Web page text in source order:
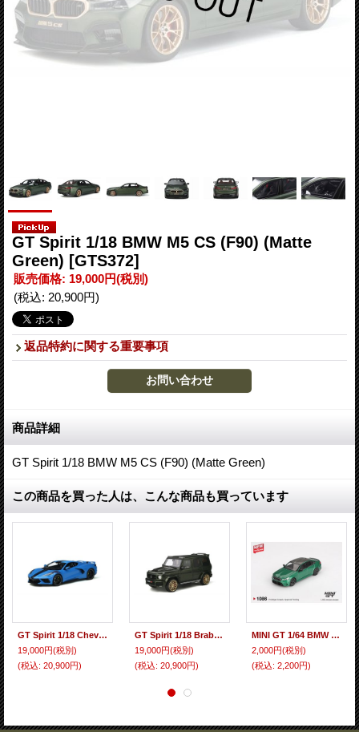
GT Spirit 1/18 BMW M5 CS (F90) (Matte
Green) [GTS372]
販売価格: 19,000円(税別)
(税込: 20,900円)
返品特約に関する重要事項
商品詳細
GT Spirit 1/18 BMW M5 CS (F90) (Matte Green)
この商品を買った人は、こんな商品も買っています
GT Spirit 1/18 Chevrolet Corvette C8 (Blue)
19,000円(税別)
(税込: 20,900円)
GT Spirit 1/18 Brabus 700 Widestar Green
19,000円(税別)
(税込: 20,900円)
MINI GT 1/64 BMW M5 (G90) Isle of Man Green Metallic (RHD)
2,000円(税別)
(税込: 2,200円)